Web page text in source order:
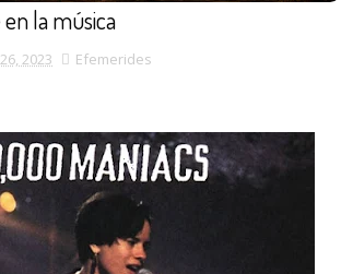
la música
2023 Efemerides